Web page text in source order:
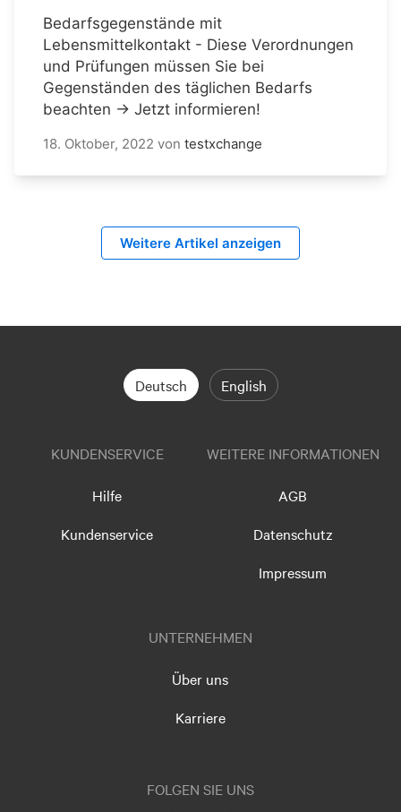
Bedarfsgegenstände mit
Lebensmittelkontakt - Diese Verordnungen
und Prüfungen müssen Sie bei
Gegenständen des täglichen Bedarfs
beachten → Jetzt informieren!
18. Oktober, 2022 von testxchange
Weitere Artikel anzeigen
Deutsch English
KUNDENSERVICE
Hilfe
Kundenservice
WEITERE INFORMATIONEN
AGB
Datenschutz
Impressum
UNTERNEHMEN
Über uns
Karriere
FOLGEN SIE UNS